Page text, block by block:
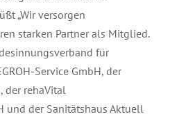
„Wir versorgen
starken Partner als Mitglied.
für
Service GmbH, der
der rehaVital
und der Sanitätshaus Aktuell